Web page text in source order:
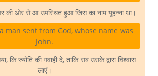
की ओर से आ उपस्थित हुआ जिस का नाम यूहन्ना था।
man sent from God, whose name was
John.
कि ज्योति की गवाही दे, ताकि सब उसके द्वारा विश्वास
लाएं।